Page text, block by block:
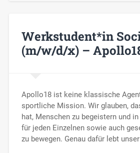
Werkstudent*in
(m/w/d/x) –
Apollo18 ist keine klassische
sportliche Mission. Wir glauben,
hat, Menschen zu begeistern und
für jeden Einzelnen sowie auch
zu bewegen. Genau dafür lebt